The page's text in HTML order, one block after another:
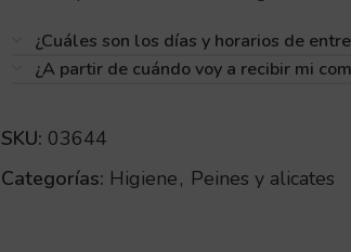
¿Cuáles son los días y horarios de
¿A partir de cuándo voy a recibir mi
SKU: 03644
Categorías: Higiene, Peines y alicates